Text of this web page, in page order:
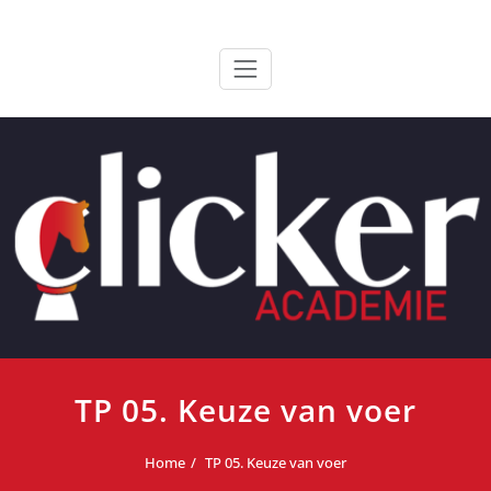
ClickerAcademie
TP 05. Keuze van voer
Home TP 05. Keuze van voer